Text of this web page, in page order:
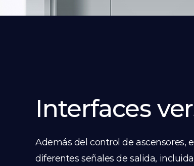
Interfaces
Además del control de ascensores,
diferentes señales de salida,